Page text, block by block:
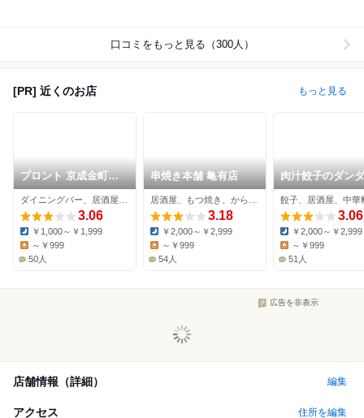
口コミをもっと見る（300人）
[PR] 近くのお店 もっと見る
プロント 京成金町駅
店
3.06
Dinner:
￥1,000～￥1,999
Lunch:
～￥999
50人
串焼き本舗 亀有店
3.18
Dinner:
￥2,000～￥2,999
Lunch:
～￥999
54人
肉汁餃子のダン
金町店
餃子、居酒屋、中華
3.06
Dinner:
￥2,000～￥2,999
Lunch:
～￥999
51人
広告を非表示
店舗情報（詳細） 編集
アクセス 住所を編集